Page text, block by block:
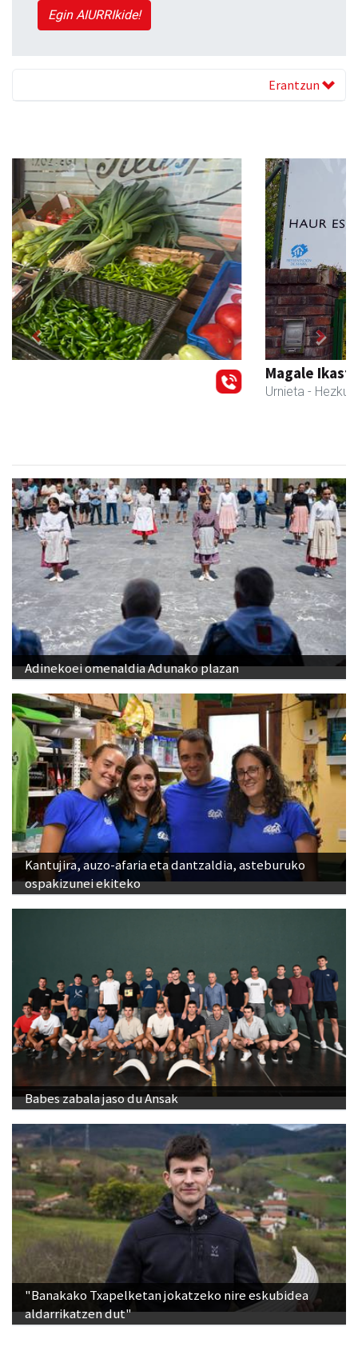
Egin AIURRIkide!
Erantzun
Previous Next
Adinekoei omenaldia Adunako plazan
Kantujira, auzo-afaria eta dantzaldia, asteburuko
ospakizunei ekiteko
Babes zabala jaso du Ansak
"Banakako Txapelketan jokatzeko nire eskubidea
aldarrikatzen dut"